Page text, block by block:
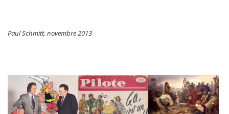
Paul Schmitt, novembre 2013